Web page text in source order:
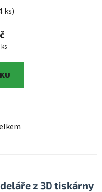
cca 10
ks)
prvky výpisu
z 3D tiskárny